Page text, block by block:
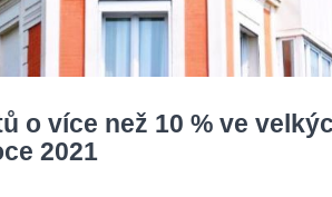
o více než 10 % ve
2021